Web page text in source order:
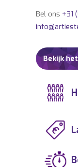
Bel ons +31
Bekijk